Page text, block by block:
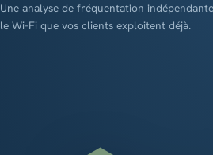
Une analyse de fréquentation
le Wi-Fi que vos clients exploitent déjà.